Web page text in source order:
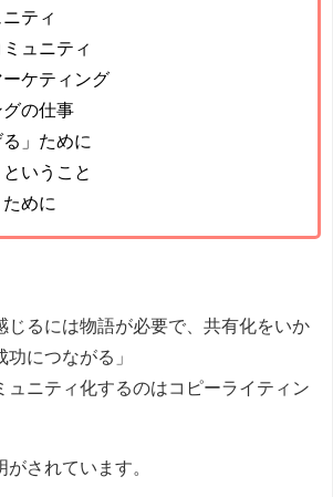
ティ
ミュニティ
ーケティング
グの仕事
る」ために
ということ
ために
じるには物語が必要で、共有化をいか
につながる」
ュニティ化するのはコピーライティン
されています。